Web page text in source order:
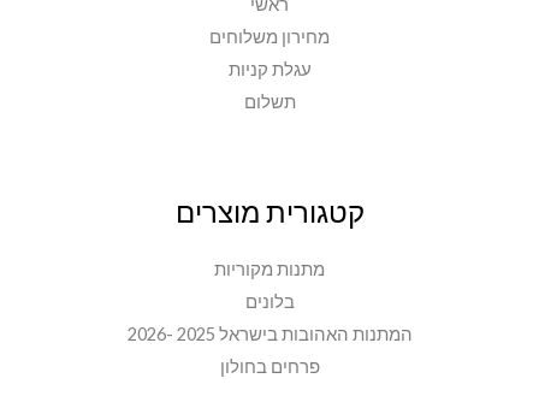
מחירון משלוחים
עגלת קניות
תשלום
קטגורית מוצרים
מתנות מקוריות
בלונים
המתנות האהובות בישראל 2025 -2026
פרחים בחולון